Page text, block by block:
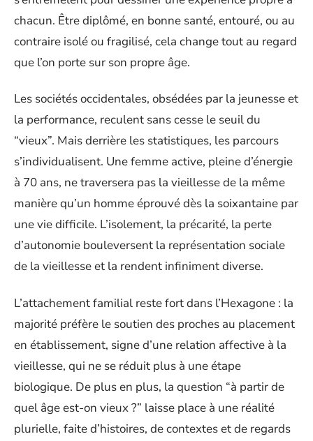
chacun. Être diplômé, en bonne santé, entouré, ou au
contraire isolé ou fragilisé, cela change tout au regard
que l’on porte sur son propre âge.
Les sociétés occidentales, obsédées par la jeunesse et
la performance, reculent sans cesse le seuil du
“vieux”. Mais derrière les statistiques, les parcours
s’individualisent. Une femme active, pleine d’énergie
à 70 ans, ne traversera pas la vieillesse de la même
manière qu’un homme éprouvé dès la soixantaine par
une vie difficile. L’isolement, la précarité, la perte
d’autonomie bouleversent la représentation sociale
de la vieillesse et la rendent infiniment diverse.
L’attachement familial reste fort dans l’Hexagone : la
majorité préfère le soutien des proches au placement
en établissement, signe d’une relation affective à la
vieillesse, qui ne se réduit plus à une étape
biologique. De plus en plus, la question “à partir de
quel âge est-on vieux ?” laisse place à une réalité
plurielle, faite d’histoires, de contextes et de regards